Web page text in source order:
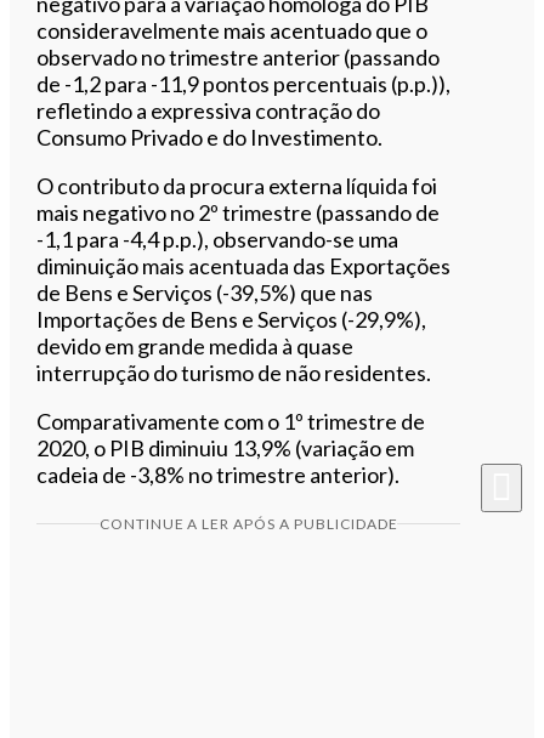
consideravelmente mais acentuado que o
observado no trimestre anterior (passando
de -1,2 para -11,9 pontos percentuais (p.p.)),
refletindo a expressiva contração do
Consumo Privado e do Investimento.
O contributo da procura externa líquida foi
mais negativo no 2º trimestre (passando de
-1,1 para -4,4 p.p.), observando-se uma
diminuição mais acentuada das Exportações
de Bens e Serviços (-39,5%) que nas
Importações de Bens e Serviços (-29,9%),
devido em grande medida à quase
interrupção do turismo de não residentes.
Comparativamente com o 1º trimestre de
2020, o PIB diminuiu 13,9% (variação em
cadeia de -3,8% no trimestre anterior).
CONTINUE A LER APÓS A PUBLICIDADE